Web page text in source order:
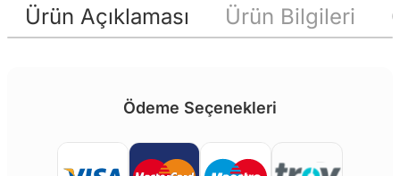
Ürün Açıklaması Ürün Bilgileri
Ödeme Seçenekleri